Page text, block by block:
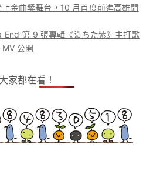
金曲獎舞台，10 月首度前進高雄開
End 第 9 張專輯《満ちた紫》主打歌
MV 公開
家都在看！